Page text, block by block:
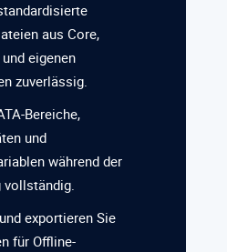
aus Core,
eigenen
zuverlässig.
Bereiche,
und
während der
vollständig.
exportieren Sie
für Offline-